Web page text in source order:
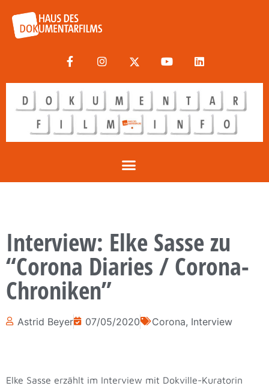
Interview: Elke Sasse zu
“Corona Diaries / Corona-
Chroniken”
Astrid Beyer 07/05/2020 Corona, Interview
Elke Sasse erzählt im Interview mit Dokville-Kuratorin